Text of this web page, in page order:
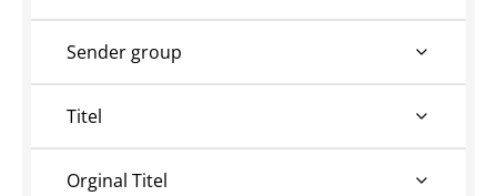
Sender group
Titel
Orginal Titel